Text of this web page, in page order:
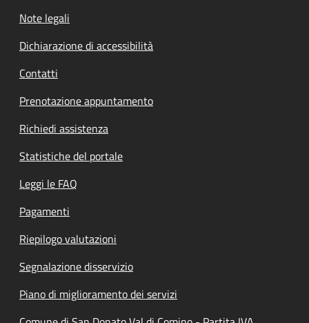
Note legali
Dichiarazione di accessibilità
Contatti
Prenotazione appuntamento
Richiedi assistenza
Statistiche del portale
Leggi le FAQ
Pagamenti
Riepilogo valutazioni
Segnalazione disservizio
Piano di miglioramento dei servizi